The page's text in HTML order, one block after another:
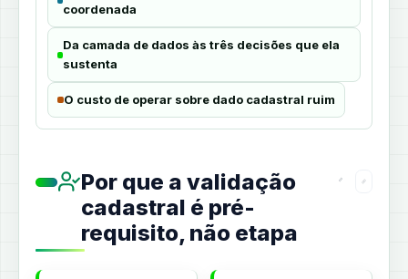
coordenada
Da camada de dados às três decisões que ela
sustenta
O custo de operar sobre dado cadastral ruim
Por que a validação
cadastral é pré-
requisito, não etapa